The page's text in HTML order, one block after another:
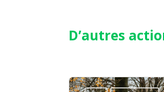
D’autres